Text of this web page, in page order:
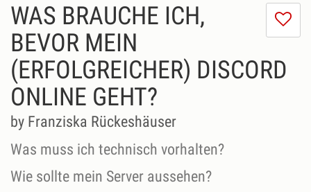
I
WAS BRAUCHE ICH,
BEVOR MEIN
(ERFOLGREICHER) DISCORD
ONLINE GEHT?
by Franziska Rückeshäuser
Was muss ich technisch vorhalten?
Wie sollte mein Server aussehen?